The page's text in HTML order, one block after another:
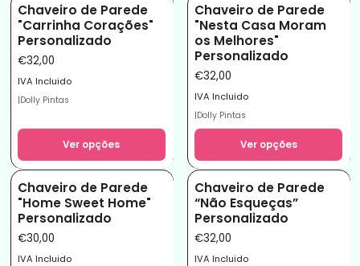
Chaveiro de Parede
"Carrinha Corações"
Personalizado
€32,00
IVA Incluido
|Dolly Pintas
Ver opções
Chaveiro de Parede
"Nesta Casa Moram
os Melhores"
Personalizado
€32,00
IVA Incluido
|Dolly Pintas
Ver opções
Chaveiro de Parede
"Home Sweet Home"
Personalizado
€30,00
IVA Incluido
Chaveiro de Parede
“Não Esqueças”
Personalizado
€32,00
IVA Incluido